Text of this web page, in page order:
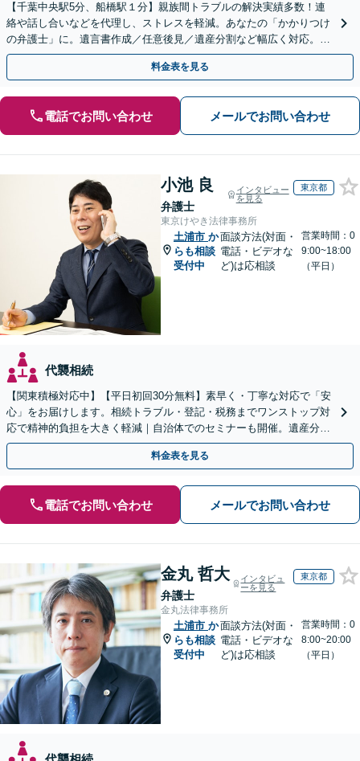
【千葉中央駅5分、船橋駅１分】親族間トラブルの解決実績多数！連
絡や話し合いなどを代理し、ストレスを軽減。あなたの「かかりつけ
の弁護士」に。遺言書作成／任意後見／遺産分割など幅広く対応。お
気軽にご相談ください！【初回来所相談30分無料】
料金表を見る
電話でお問い合わせ メールでお問い合わせ
小池 良
弁護士
インタビュー
を見る
東京都
東京けやき法律事務所
土浦市 か
らも相談
受付中
面談方法(対面・
電話・ビデオな
ど)は応相談
営業時間：0
9:00~18:00
（平日）
代襲相続
【関東積極対応中】【平日初回30分無料】素早く・丁寧な対応で「安
心」をお届けします。相続トラブル・登記・税務までワンストップ対
応で精神的負担を大きく軽減｜自治体でのセミナーも開催。遺産分
割・放棄などまずはお気軽にご相談ください【通知税理士】
料金表を見る
電話でお問い合わせ メールでお問い合わせ
金丸 哲大
弁護士
インタビュ
ーを見る
東京都
金丸法律事務所
土浦市 か
らも相談
受付中
面談方法(対面・
電話・ビデオな
ど)は応相談
営業時間：0
8:00~20:00
（平日）